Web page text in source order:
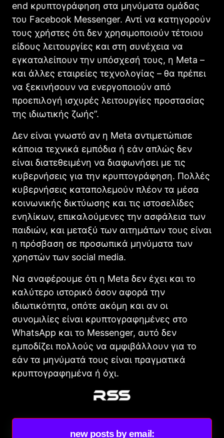
end κρυπτογράφηση στα μηνύματα ομάδας
του Facebook Messenger. Αντί να κατηγορούν
τους χρήστες ότι δεν χρησιμοποιούν τέτοιου
είδους λειτουργίες και στη συνέχεια να
εγκαταλείπουν την υπόσχεσή τους, η Meta –
και άλλες εταιρείες τεχνολογίας – θα πρέπει
να ξεκινήσουν να ενεργοποιούν από
προεπιλογή ισχυρές λειτουργίες προστασίας
της ιδιωτικής ζωής”.
Δεν είναι γνωστό αν η Meta αντιμετώπισε
κάποια τεχνικά εμπόδια ή εάν απλώς δεν
είναι διατεθειμένη να διαφωνήσει με τις
κυβερνήσεις για την κρυπτογράφηση. Πολλές
κυβερνήσεις καταπολεμούν πλέον τα μέσα
κοινωνικής δικτύωσης και τις ιστοσελίδες
ενηλίκων, επικαλούμενες την ασφάλεια των
παιδιών, και μεταξύ των αιτημάτων τους είναι
η πρόσβαση σε προσωπικά μηνύματα των
χρηστών των social media.
Να αναφέρουμε ότι η Meta δεν έχει και το
καλύτερο ιστορικό όσον αφορά την
ιδιωτικότητα, οπότε ακόμη και αν οι
συνομιλίες είναι κρυπτογραφημένες στο
WhatsApp και το Messenger, αυτό δεν
εμποδίζει πολλούς να αμφιβάλλουν για το
εάν τα μηνύματά τους είναι πραγματικά
κρυπτογραφημένα ή όχι.
new posts by email: